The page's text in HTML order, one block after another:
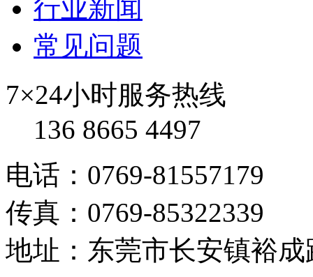
行业新闻
常见问题
7×24小时服务热线
136 8665 4497
电话：0769-81557179
传真：0769-85322339
地址：东莞市长安镇裕成